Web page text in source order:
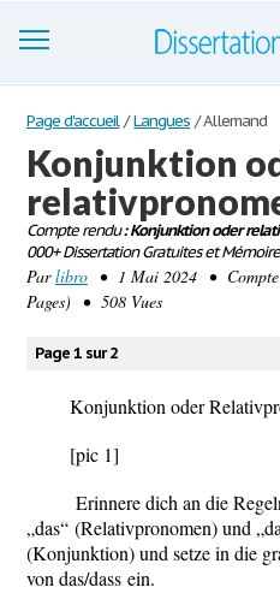
Dissertations
S'inscrire
Se connecter
Contactez-nous
Page d'accueil / Langues /Allemand
Konjunktion
Compte rendu: Konjunktion oder
000+ Dissertation Gratuites et
Parlibro • 1 Mai 2024 •
Pages) • 508 Vues
Page 1 sur 2
Konjunktion oder
[pic 1]
Erinnere dich an die
„das“ (Relativpronomen) und
(Konjunktion) und setze in die
von das/dass ein.